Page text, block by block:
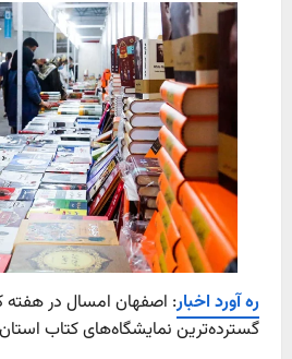
ره آورد اخبار: اصفهان امسال در هفته
گسترده‌ترین نمایشگاه‌های کتاب